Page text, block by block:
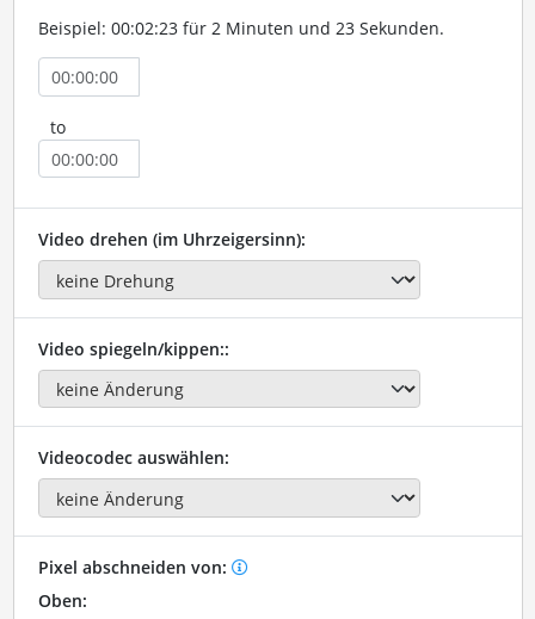
Beispiel: 00:02:23 für 2 Minuten und 23 Sekunden.
to
Video drehen (im Uhrzeigersinn):
Video spiegeln/kippen::
Videocodec auswählen:
Pixel abschneiden von:
Oben: